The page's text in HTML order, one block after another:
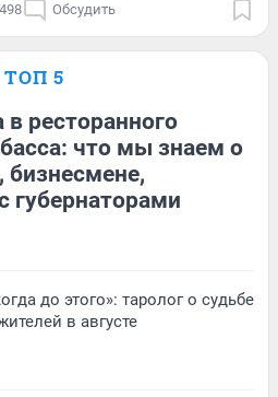
Обсудить
ТОП 5
ресторанного
что мы знаем о
бизнесмене,
губернаторами
до этого»: таролог о судьбе
в августе